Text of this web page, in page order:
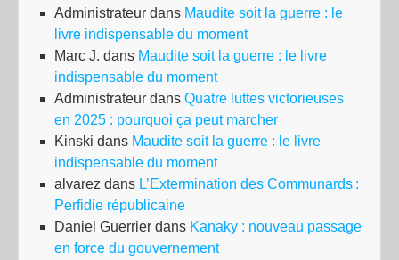
Administrateur dans Maudite soit la guerre : le
livre indispensable du moment
Marc J. dans Maudite soit la guerre : le livre
indispensable du moment
Administrateur dans Quatre luttes victorieuses
en 2025 : pourquoi ça peut marcher
Kinski dans Maudite soit la guerre : le livre
indispensable du moment
alvarez dans L’Extermination des Communards :
Perfidie républicaine
Daniel Guerrier dans Kanaky : nouveau passage
en force du gouvernement